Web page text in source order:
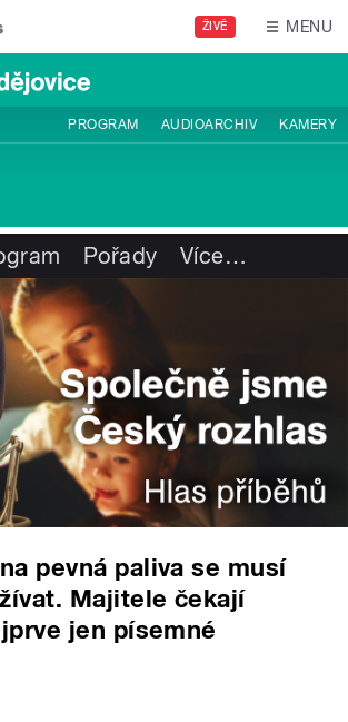
ŽIVĚ MENU
PROGRAM AUDIOARCHIV KAMERY
Pořady Více…
pevná paliva se musí
Majitele čekají
jen písemné